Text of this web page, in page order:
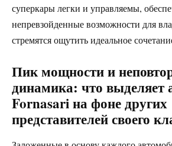
суперкары легки и управляемы,
непревзойденные возможности для
стремятся ощутить идеальное
Пик мощности и
динамика: что выделяет
Fornasari на фоне других
представителей своего